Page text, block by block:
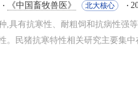
《中国畜牧兽医》 北大核心
,具有抗寒性、耐粗饲和抗病性强
。民猪抗寒特性相关研究主要集